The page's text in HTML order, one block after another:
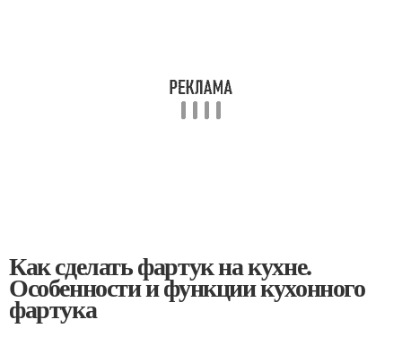
Как сделать фартук на кухне.
Особенности и функции кухонного
фартука